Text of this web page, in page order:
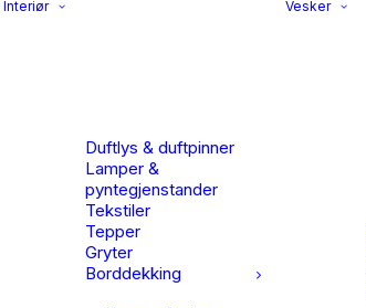
Interiør
Duftlys & duftpinner
Lamper &
pyntegjenstander
Tekstiler
Tepper
Gryter
Borddekking
Vesker